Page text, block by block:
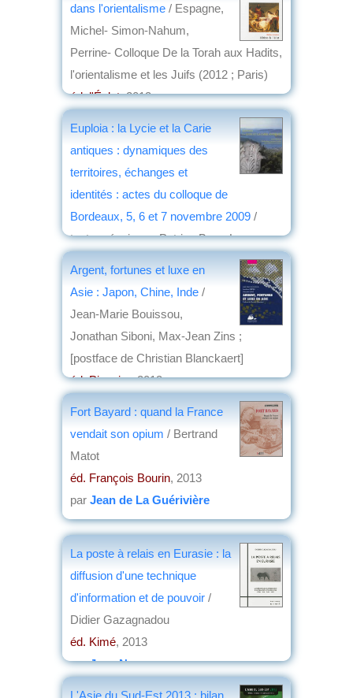
dans l'orientalisme / Espagne,
Michel- Simon-Nahum,
Perrine- Colloque De la Torah aux Hadits,
l'orientalisme et les Juifs (2012 ; Paris)
éd. l'Éclat, 2013
Euploia : la Lycie et la Carie
antiques : dynamiques des
territoires, échanges et
identités : actes du colloque de
Bordeaux, 5, 6 et 7 novembre 2009 /
textes réunis par Patrice Brun, Laurence
Argent, fortunes et luxe en
Asie : Japon, Chine, Inde /
Jean-Marie Bouissou,
Jonathan Siboni, Max-Jean Zins ;
[postface de Christian Blanckaert]
éd. Picquier, 2013
Fort Bayard : quand la France
vendait son opium / Bertrand
Matot
éd. François Bourin, 2013
par Jean de La Guérivière
La poste à relais en Eurasie : la
diffusion d'une technique
d'information et de pouvoir /
Didier Gazagnadou
éd. Kimé, 2013
parJean Nemo
L'Asie du Sud-Est 2013 : bilan,